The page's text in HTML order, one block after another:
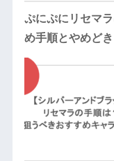
ぷにぷにリセマ
め手順とやめど